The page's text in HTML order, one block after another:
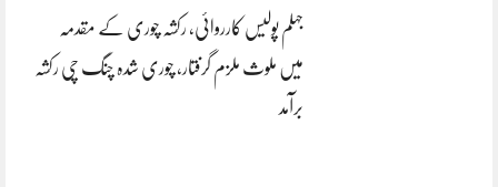
جہلم پولیس کارروائی، رکشہ چوری کے مقدمہ
میں ملوث ملزم گرفتار، چوری شدہ چنگ چی رکشہ
برآمد